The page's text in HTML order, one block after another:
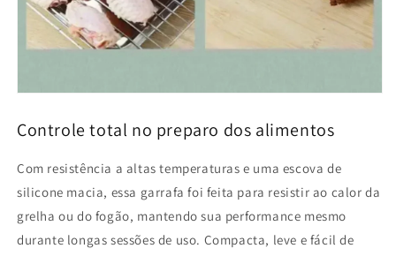
Controle total no preparo dos alimentos
Com resistência a altas temperaturas e uma escova de
silicone macia, essa garrafa foi feita para resistir ao calor da
grelha ou do fogão, mantendo sua performance mesmo
durante longas sessões de uso. Compacta, leve e fácil de